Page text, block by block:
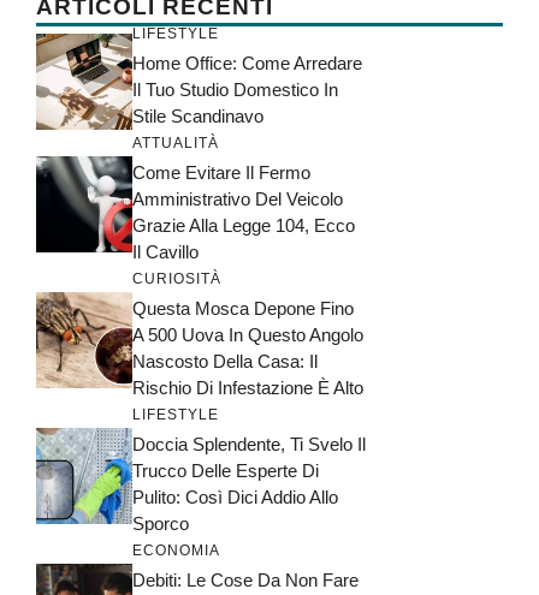
ARTICOLI RECENTI
LIFESTYLE
Home Office: Come Arredare
Il Tuo Studio Domestico In
Stile Scandinavo
ATTUALITÀ
Come Evitare Il Fermo
Amministrativo Del Veicolo
Grazie Alla Legge 104, Ecco
Il Cavillo
CURIOSITÀ
Questa Mosca Depone Fino
A 500 Uova In Questo Angolo
Nascosto Della Casa: Il
Rischio Di Infestazione È Alto
LIFESTYLE
Doccia Splendente, Ti Svelo Il
Trucco Delle Esperte Di
Pulito: Così Dici Addio Allo
Sporco
ECONOMIA
Debiti: Le Cose Da Non Fare